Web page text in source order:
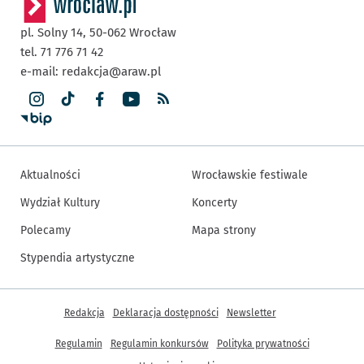
pl. Solny 14, 50-062 Wrocław
tel. 71 776 71 42
e-mail: redakcja@araw.pl
Aktualności
Wydział Kultury
Polecamy
Stypendia artystyczne
Wrocławskie festiwale
Koncerty
Mapa strony
Inne informacje
Redakcja Deklaracja dostępności Newsletter
Regulamin Regulamin konkursów
Polityka prywatności